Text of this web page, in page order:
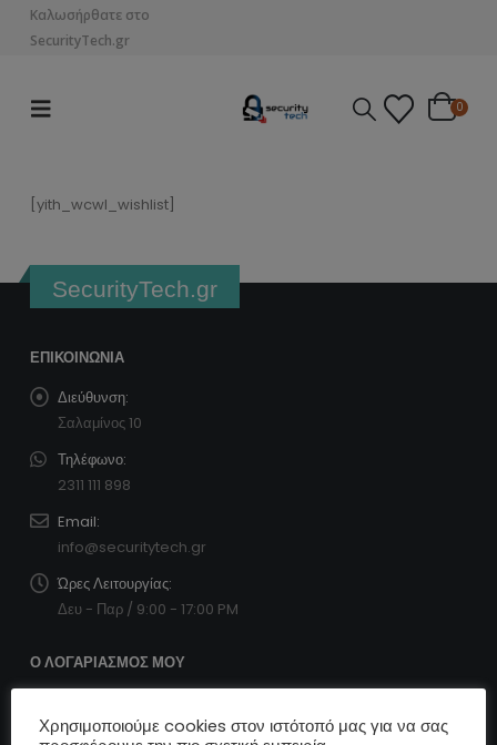
Καλωσήρθατε στο
SecurityTech.gr
0
[yith_wcwl_wishlist]
SecurityTech.gr
ΕΠΙΚΟΙΝΩΝΊΑ
Διεύθυνση:
Σαλαμίνος 10
Τηλέφωνο:
2311 111 898
Email:
info@securitytech.gr
Ώρες Λειτουργίας:
Δευ - Παρ / 9:00 - 17:00 PM
Ο ΛΟΓΑΡΙΑΣΜΌΣ ΜΟΥ
Ο λογαριασμός
Χρησιμοποιούμε cookies στον ιστότοπό μας για να σας